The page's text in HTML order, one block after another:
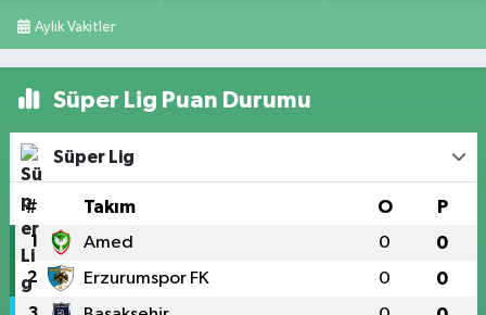
Aylık Vakitler
Süper Lig Puan Durumu
Süper Lig
# Takım O P
1 Amed 0 0
2 Erzurumspor FK 0 0